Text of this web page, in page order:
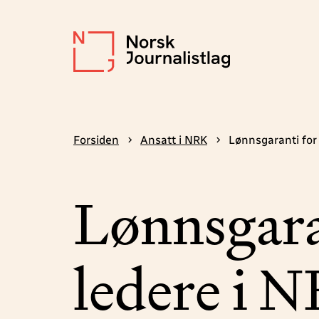
Forsiden Ansatt i NRK Lønnsgaranti for
ledere i